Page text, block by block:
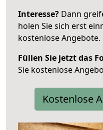
Interesse? Dann
holen Sie sich erst
kostenlose Angebote.
Füllen Sie jetzt das
Sie kostenlose
Kostenlose